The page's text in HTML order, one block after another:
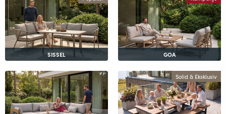
SISSEL GOA
Solid & Eksklusiv